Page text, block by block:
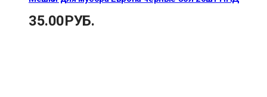
35.00РУБ.